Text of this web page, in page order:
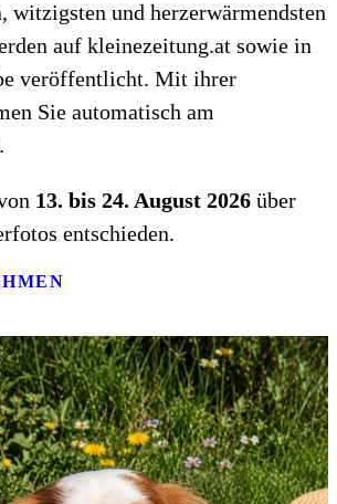
witzigsten und herzerwärmendsten
auf kleinezeitung.at sowie in
veröffentlicht. Mit ihrer
Sie automatisch am
13. bis 24. August 2026 über
entschieden.